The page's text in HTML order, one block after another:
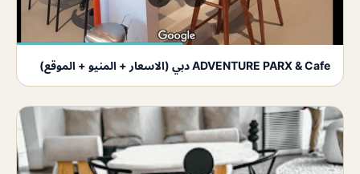
ADVENTURE PARX & Cafe دبي (الاسعار + المنيو + الموقع)